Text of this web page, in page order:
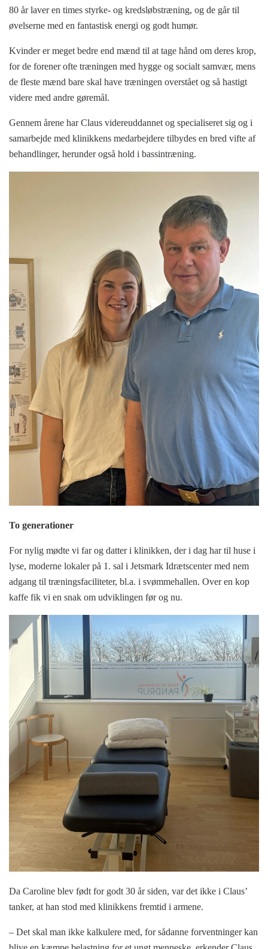
80 år laver en times styrke- og kredsløbstræning, og de går til
øvelserne med en fantastisk energi og godt humør.
Kvinder er meget bedre end mænd til at tage hånd om deres krop,
for de forener ofte træningen med hygge og socialt samvær, mens
de fleste mænd bare skal have træningen overstået og så hastigt
videre med andre gøremål.
Gennem årene har Claus videreuddannet og specialiseret sig og i
samarbejde med klinikkens medarbejdere tilbydes en bred vifte af
behandlinger, herunder også hold i bassintræning.
To generationer
For nylig mødte vi far og datter i klinikken, der i dag har til huse i
lyse, moderne lokaler på 1. sal i Jetsmark Idrætscenter med nem
adgang til træningsfaciliteter, bl.a. i svømmehallen. Over en kop
kaffe fik vi en snak om udviklingen før og nu.
Da Caroline blev født for godt 30 år siden, var det ikke i Claus’
tanker, at han stod med klinikkens fremtid i armene.
– Det skal man ikke kalkulere med, for sådanne forventninger kan